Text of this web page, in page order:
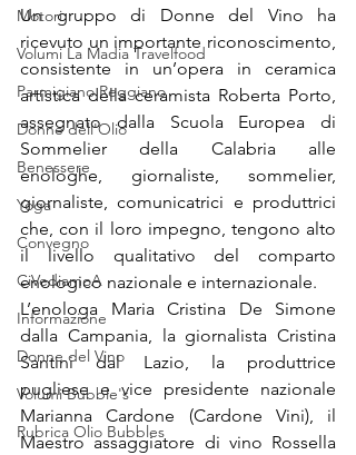
Motori
Volumi La Madia Travelfood
Parmigiano Reggiano
Donne dell'Olio
Benessere
Yoga
Convegno
CiVediamoA
Informazione
Donne del Vino
Volumi Bubble's
Rubrica Olio Bubbles
Un gruppo di Donne del Vino ha
ricevuto un importante riconoscimento,
consistente in un’opera in ceramica
artistica della ceramista Roberta Porto,
assegnato dalla Scuola Europea di
Sommelier della Calabria alle
enologhe, giornaliste, sommelier,
giornaliste, comunicatrici e produttrici
che, con il loro impegno, tengono alto
il livello qualitativo del comparto
enologico nazionale e internazionale.
L’enologa Maria Cristina De Simone
dalla Campania, la giornalista Cristina
Santini dal Lazio, la produttrice
pugliese e vice presidente nazionale
Marianna Cardone (Cardone Vini), il
Maestro assaggiatore di vino Rossella